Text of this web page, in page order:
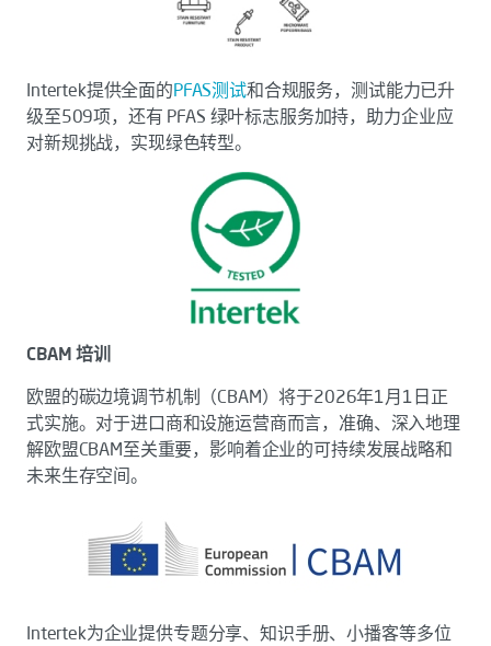
Intertek提供全面的PFAS测试和合规服务，测试能力已升
级至509项，还有 PFAS 绿叶标志服务加持，助力企业应
对新规挑战，实现绿色转型。
CBAM 培训
欧盟的碳边境调节机制（CBAM）将于2026年1月1日正
式实施。对于进口商和设施运营商而言，准确、深入地理
解欧盟CBAM至关重要，影响着企业的可持续发展战略和
未来生存空间。
Intertek为企业提供专题分享、知识手册、小播客等多位